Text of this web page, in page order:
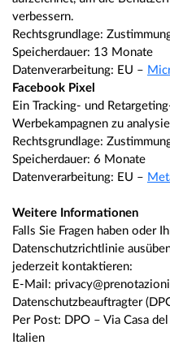
verbessern.
Rechtsgrundlage:
Speicherdauer: 13 Monate
Datenverarbeitung: EU –
Facebook Pixel
Ein Tracking- und
Werbekampagnen zu
Rechtsgrundlage:
Speicherdauer: 6 Monate
Datenverarbeitung: EU –
Weitere Informationen
Falls Sie Fragen haben oder
Datenschutzrichtlinie
jederzeit kontaktieren:
E-Mail:
Datenschutzbeauftragter
Per Post: DPO – Via Casa
Italien